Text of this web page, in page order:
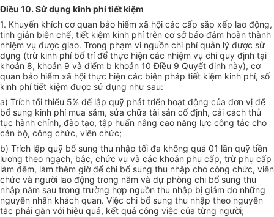
Điều 10. Sử dụng kinh phí tiết kiệm
1. Khuyến khích cơ quan bảo hiểm xã hội các cấp sắp xếp lao động,
tinh giản biên chế, tiết kiệm kinh phí trên cơ sở bảo đảm hoàn thành
nhiệm vụ được giao. Trong phạm vi nguồn chi phí quản lý được sử
dụng (trừ kinh phí bố trí để thực hiện các nhiệm vụ chi quy định tại
khoản 8, khoản 9 và điểm b khoản 10 Điều 9 Quyết định này), cơ
quan bảo hiểm xã hội thực hiện các biện pháp tiết kiệm kinh phí, số
kinh phí tiết kiệm được sử dụng như sau:
a) Trích tối thiểu 5% để lập quỹ phát triển hoạt động của đơn vị để
bổ sung kinh phí mua sắm, sửa chữa tài sản cố định, cải cách thủ
tục hành chính, đào tạo, tập huấn nâng cao năng lực công tác cho
cán bộ, công chức, viên chức;
b) Trích lập quỹ bổ sung thu nhập tối đa không quá 01 lần quỹ tiền
lương theo ngạch, bậc, chức vụ và các khoản phụ cấp, trừ phụ cấp
làm đêm, làm thêm giờ để chi bổ sung thu nhập cho công chức, viên
chức và người lao động trong năm và dự phòng chi bổ sung thu
nhập năm sau trong trường hợp nguồn thu nhập bị giảm do những
nguyên nhân khách quan. Việc chi bổ sung thu nhập theo nguyên
tắc phải gắn với hiệu quả, kết quả công việc của từng người;